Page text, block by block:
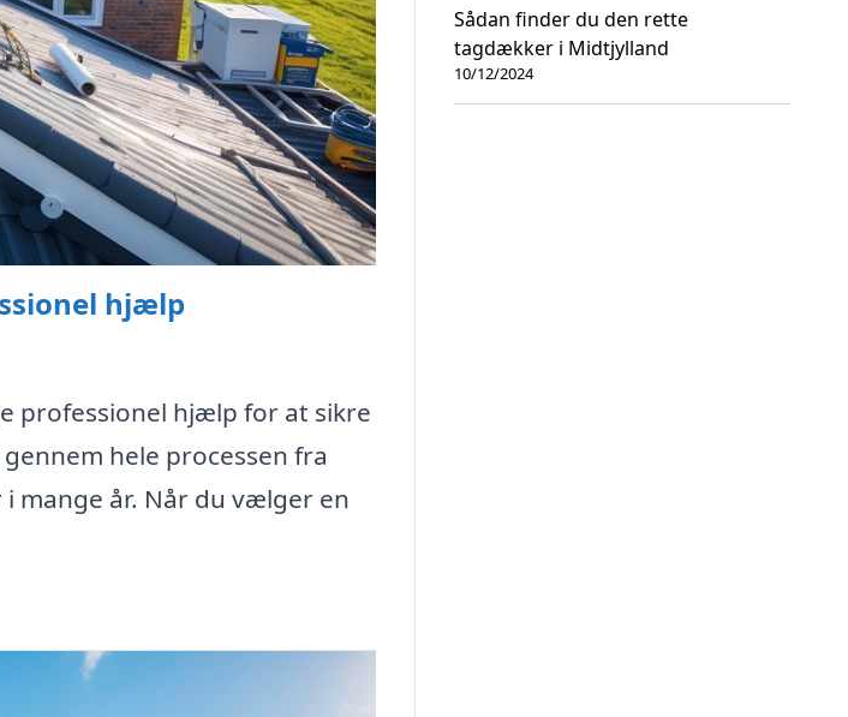
hjælp
professionel hjælp for at sikre
hele processen fra
mange år. Når du vælger en
Sådan finder du den rette
tagdækker i Midtjylland
10/12/2024